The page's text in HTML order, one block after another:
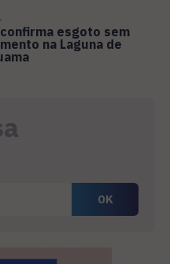
esgoto sem
na Laguna de